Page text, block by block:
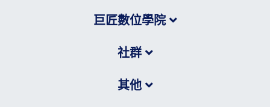
巨匠數位學院
社群
其他